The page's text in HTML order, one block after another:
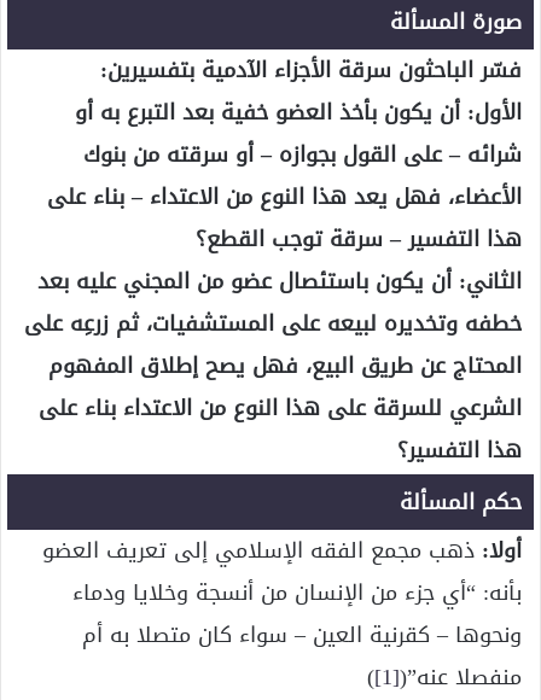
صورة المسألة
فسّر الباحثون سرقة الأجزاء الآدمية بتفسيرين:
الأول: أن يكون بأخذ العضو خفية بعد التبرع به أو
شرائه – على القول بجوازه – أو سرقته من بنوك
الأعضاء، فهل يعد هذا النوع من الاعتداء – بناء على
هذا التفسير – سرقة توجب القطع؟
الثاني: أن يكون باستئصال عضو من المجني عليه بعد
خطفه وتخديره لبيعه على المستشفيات، ثم زرعِه على
المحتاج عن طريق البيع، فهل يصح إطلاق المفهوم
الشرعي للسرقة على هذا النوع من الاعتداء بناء على
هذا التفسير؟
حكم المسألة
أولا: ذهب مجمع الفقه الإسلامي إلى تعريف العضو
بأنه: “أي جزء من الإنسان من أنسجة وخلايا ودماء
ونحوها – كقرنية العين – سواء كان متصلا به أم
منفصلا عنه”([1]
)